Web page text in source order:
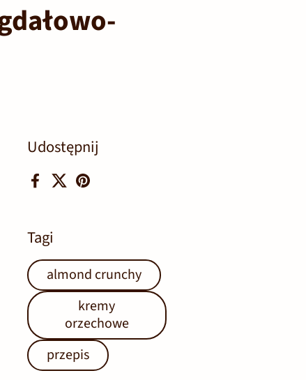
Udostępnij
Facebook
X (Twitter)
Pinterest
Tagi
almond crunchy
kremy
orzechowe
przepis